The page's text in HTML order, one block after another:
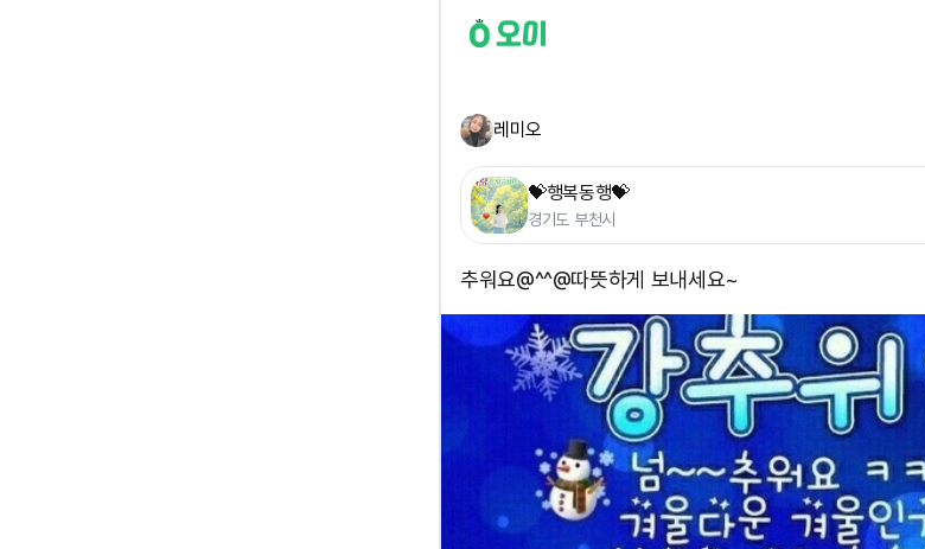
레미오
💝행복동행💝
경기도 부천시
추워요@^^@ ​따뜻하게 보내세요~